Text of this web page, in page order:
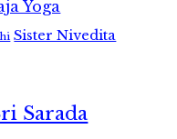
Yoga
Sister Nivedita
Sarada